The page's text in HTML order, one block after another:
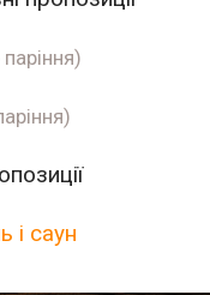
і саун